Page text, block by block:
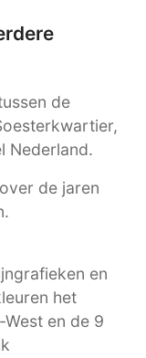
de
Nederland.
de jaren
en
het
en de 9